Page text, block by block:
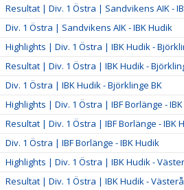
Resultat | Div. 1 Östra | Sandvikens AIK -
Div. 1 Östra | Sandvikens AIK - IBK Hudik
Highlights | Div. 1 Östra | IBK Hudik -
Resultat | Div. 1 Östra | IBK Hudik -
Div. 1 Östra | IBK Hudik - Björklinge BK
Highlights | Div. 1 Östra | IBF Borlänge -
Resultat | Div. 1 Östra | IBF Borlänge - IBK
Div. 1 Östra | IBF Borlänge - IBK Hudik
Highlights | Div. 1 Östra | IBK Hudik -
Resultat | Div. 1 Östra | IBK Hudik -